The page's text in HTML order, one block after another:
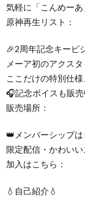
気軽に「こんめーあ
原神再生リスト：
🎉2周年記念キービ
メーア初のアクス
ここだけの特別仕
🎧記念ボイスも販売
販売場所：
👑メンバーシップ
限定配信・かわい
加入はこちら：
💧自己紹介💧